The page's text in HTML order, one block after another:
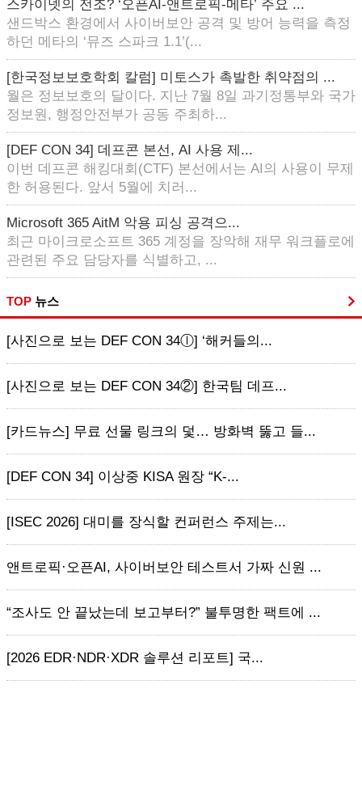
스카이넷의 전조? ‘오픈AI-앤트로픽-메타’ 주요 ...
샌드박스 환경에서 사이버보안 공격 및 방어 능력을 측정
하던 메타의 ‘뮤즈 스파크 1.1’(...
[한국정보보호학회 칼럼] 미토스가 촉발한 취약점의 ...
월은 정보보호의 달이다. 지난 7월 8일 과기정통부와 국가
정보원, 행정안전부가 공동 주최하...
[DEF CON 34] 데프콘 본선, AI 사용 제...
이번 데프콘 해킹대회(CTF) 본선에서는 AI의 사용이 무제
한 허용된다. 앞서 5월에 치러...
Microsoft 365 AitM 악용 피싱 공격으...
최근 마이크로소프트 365 계정을 장악해 재무 워크플로에
관련된 주요 담당자를 식별하고, ...
TOP 뉴스
[사진으로 보는 DEF CON 34ⓛ] ‘해커들의...
[사진으로 보는 DEF CON 34②] 한국팀 데프...
[카드뉴스] 무료 선물 링크의 덫… 방화벽 뚫고 들...
[DEF CON 34] 이상중 KISA 원장 “K-...
[ISEC 2026] 대미를 장식할 컨퍼런스 주제는...
앤트로픽·오픈AI, 사이버보안 테스트서 가짜 신원 ...
“조사도 안 끝났는데 보고부터?” 불투명한 팩트에 ...
[2026 EDR·NDR·XDR 솔루션 리포트] 국...